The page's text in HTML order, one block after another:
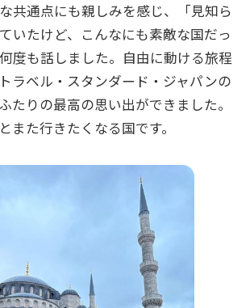
共通点にも親しみを感じ、「見知ら
いたけど、こんなにも素敵な国だっ
度も話しました。自由に動ける旅程
ラベル・スタンダード・ジャパンの
たりの最高の思い出ができました。
また行きたくなる国です。